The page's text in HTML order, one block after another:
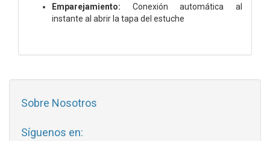
Emparejamiento: Conexión automática al
instante al abrir la tapa del estuche
Sobre Nosotros
Síguenos en: